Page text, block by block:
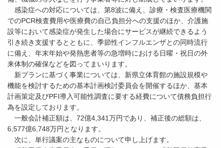
感染症への対応については、第8波に備え、診療・検査医療機関
でのPCR検査費用や医療費の自己負担分への支援のほか、介護施
設等において感染症が発生した場合にサービスが継続できるよう
引き続き支援するとともに、季節性インフルエンザとの同時流行
に備え、年末年始や発熱患者等の急増時における日曜・祝日の外
来体制の確保などを図ってまいります。
新プランに基づく事業については、新県立体育館の施設規模や
機能を検討するための基本計画検討委員会を開催するほか、基本
計画策定及びPFI導入可能性調査に要する経費について債務負担行
為を設定しております。
一般会計補正額は、72億4,341万円であり、補正後の総額は、
6,577億6,748万円となります。
次に、単行議案の主なものについて申し上げます。